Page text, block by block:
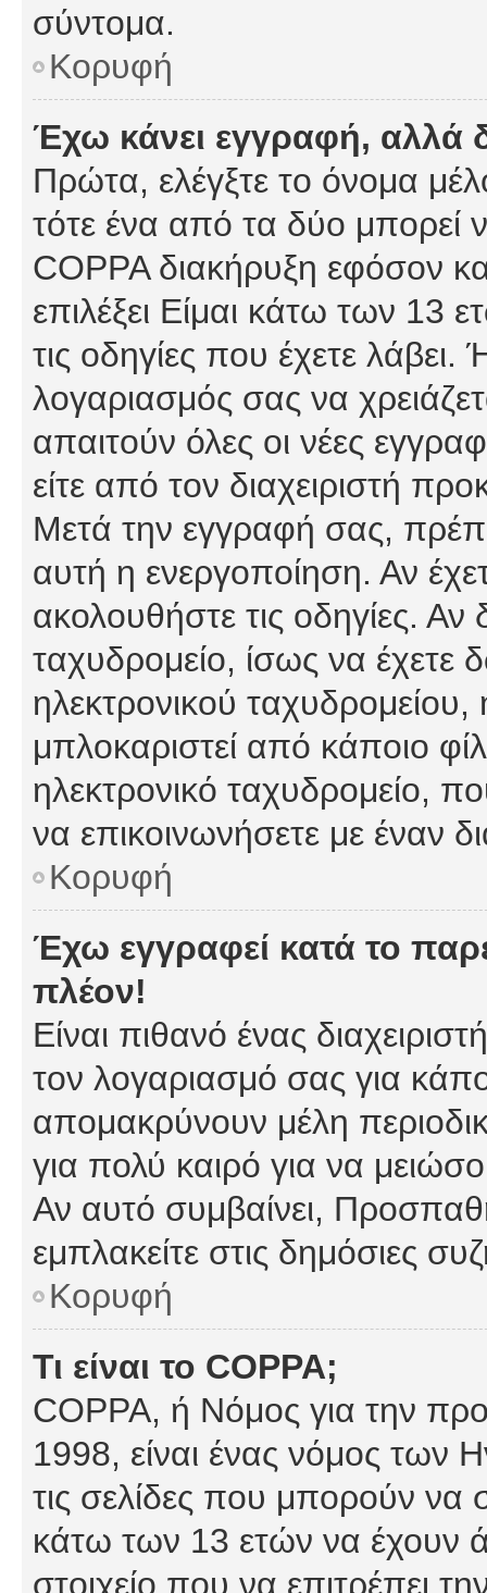
σύντομα.
Κορυφή
Έχω κάνει εγγραφή,
Πρώτα, ελέγξτε το όνομα
τότε ένα από τα δύο μπορεί
COPPA διακήρυξη εφόσον
επιλέξει Είμαι κάτω των 13
τις οδηγίες που έχετε λάβει.
λογαριασμός σας να
απαιτούν όλες οι νέες
είτε από τον διαχειριστή
Μετά την εγγραφή σας,
αυτή η ενεργοποίηση. Αν
ακολουθήστε τις οδηγίες. Αν
ταχυδρομείο, ίσως να έχετε
ηλεκτρονικού ταχυδρομείου,
μπλοκαριστεί από κάποιο
ηλεκτρονικό ταχυδρομείο,
να επικοινωνήσετε με έναν
Κορυφή
Έχω εγγραφεί κατά το
πλέον!
Είναι πιθανό ένας
τον λογαριασμό σας για
απομακρύνουν μέλη
για πολύ καιρό για να
Αν αυτό συμβαίνει,
εμπλακείτε στις δημόσιες
Κορυφή
Τι είναι το COPPA;
COPPA, ή Νόμος για την
1998, είναι ένας νόμος των
τις σελίδες που μπορούν να
κάτω των 13 ετών να έχουν
στοιχείο που να επιτρέπει